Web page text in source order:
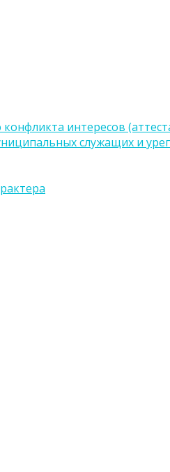
интересов
служащих и